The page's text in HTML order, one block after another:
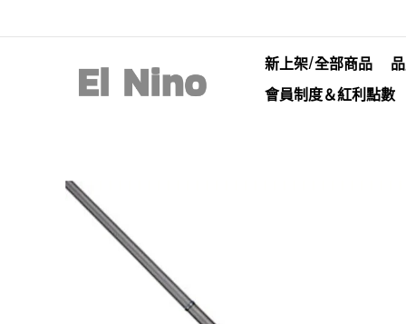
新上架/全部商品
會員制度＆紅利點數